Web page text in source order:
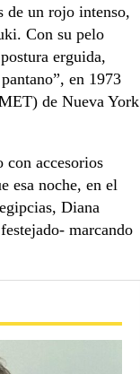
de un rojo intenso,
Con su pelo
erguida,
en 1973
de Nueva York
con accesorios
esa noche, en el
Diana
marcando